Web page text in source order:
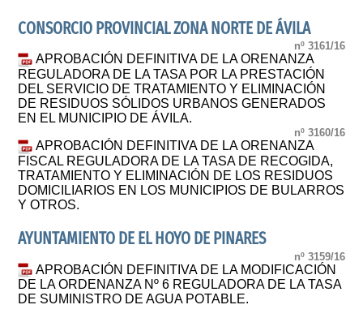
CONSORCIO PROVINCIAL ZONA NORTE DE ÁVILA
nº 3161/16
APROBACIÓN DEFINITIVA DE LA ORENANZA
REGULADORA DE LA TASA POR LA PRESTACIÓN
DEL SERVICIO DE TRATAMIENTO Y ELIMINACIÓN
DE RESIDUOS SÓLIDOS URBANOS GENERADOS
EN EL MUNICIPIO DE ÁVILA.
nº 3160/16
APROBACIÓN DEFINITIVA DE LA ORENANZA
FISCAL REGULADORA DE LA TASA DE RECOGIDA,
TRATAMIENTO Y ELIMINACIÓN DE LOS RESIDUOS
DOMICILIARIOS EN LOS MUNICIPIOS DE BULARROS
Y OTROS.
AYUNTAMIENTO DE EL HOYO DE PINARES
nº 3159/16
APROBACIÓN DEFINITIVA DE LA MODIFICACIÓN
DE LA ORDENANZA Nº 6 REGULADORA DE LA TASA
DE SUMINISTRO DE AGUA POTABLE.